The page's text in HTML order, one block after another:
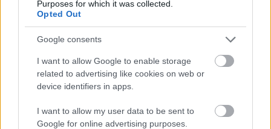
Purposes for which it was collected.
Opted Out
Google consents
I want to allow Google to enable storage
related to advertising like cookies on web or
device identifiers in apps.
I want to allow my user data to be sent to
Google for online advertising purposes.
7. Na kolečkových lyžích se nesmí po silnici
Kolečkové lyže nejsou zakázány. Stejně jako na
vozovce, ale na levé straně. Vlastně jste
považováni za chodce. Bohužel ten, kdo
vymyslel tento zákon, na bruslích či
kolečkových lyžích po silnici nikdy nejel,
protože rychlost jízdy je v podstatě stejná jako u